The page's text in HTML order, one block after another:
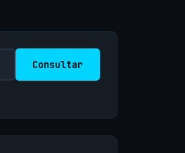
Consultar